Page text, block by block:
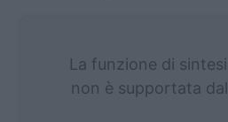
La funzione di
non è supportata